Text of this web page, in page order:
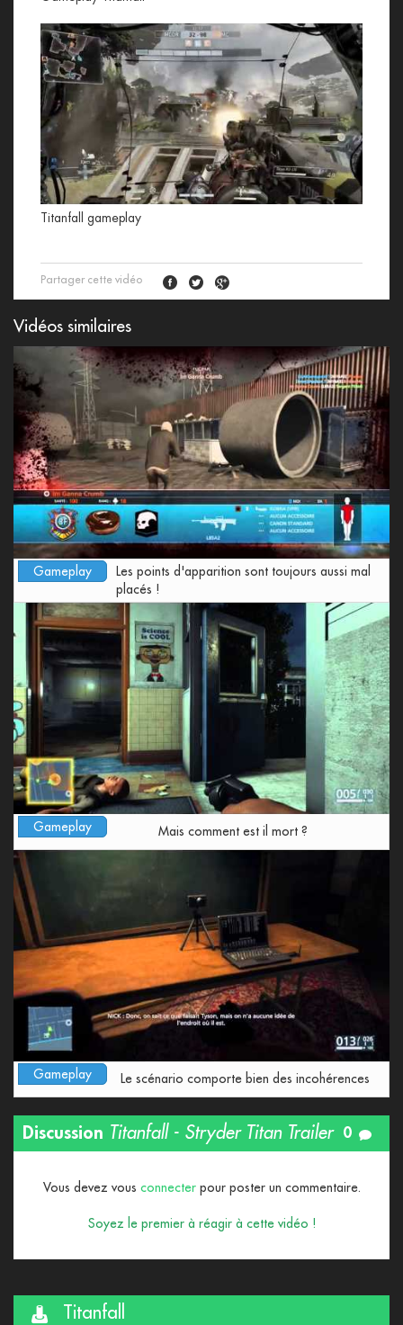
Titanfall gameplay
Partager cette vidéo
Vidéos similaires
Gameplay
Les points d'apparition sont toujours aussi mal
placés !
Gameplay Mais comment est il mort ?
Gameplay Le scénario comporte bien des incohérences
0
Discussion Titanfall - Stryder Titan Trailer
Vous devez vous connecterpour poster un commentaire.
Soyez le premier à réagir à cette vidéo !
Titanfall